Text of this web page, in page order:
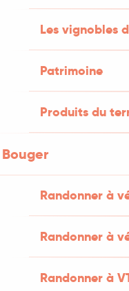
Les vignobles
Patrimoine
Produits du
Bouger
Randonner à
Randonner à
Randonner à